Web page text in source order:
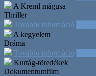
A Kreml mágusa
Thriller
További információ
A kegyelem
Dráma
További információ
Kurtág-töredékek
Dokumentumfilm